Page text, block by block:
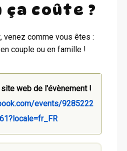
ça coûte ?
venez comme vous êtes :
en couple ou en famille !
web de l'évènement !
events/9285222